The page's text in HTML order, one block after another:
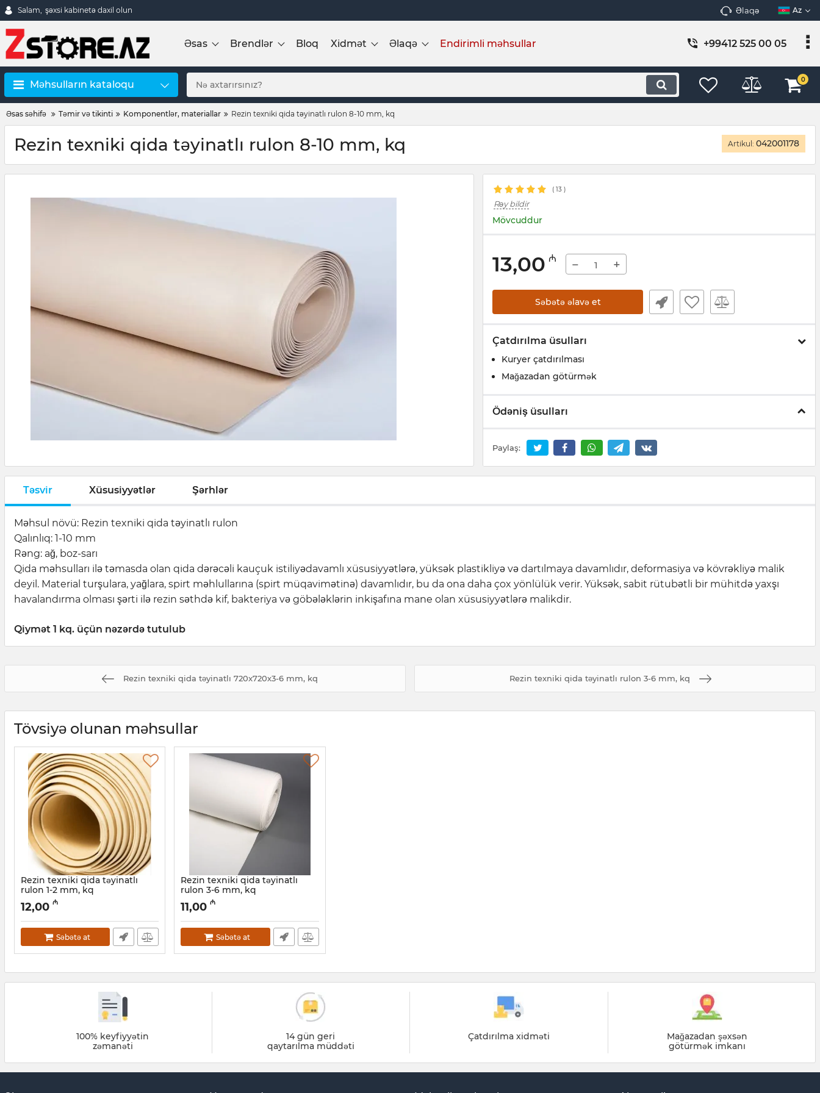
Salam, şəxsi kabinetə daxil olun Əlaqə Az
Əsas Brendlər Bloq Xidmət Əlaqə Endirimli məhsullar +99412 525 00 05
Məhsulların kataloqu 0
Əsas səhifə Təmir və tikinti Komponentlər, materiallar Rezin texniki qida təyinatlı rulon 8-10 mm, kq
Rezin texniki qida təyinatlı rulon 8-10 mm, kq Artikul: 042001178
( 13 )
Rəy bildir
Mövcuddur
13,00 ₼ − +
Səbətə əlavə et
Çatdırılma üsulları
Kuryer çatdırılması
Mağazadan götürmək
Ödəniş üsulları
Paylaş:
Təsvir Xüsusiyyətlər Şərhlər
Məhsul növü: Rezin texniki qida təyinatlı rulon
Qalınlıq: 1-10 mm
Rəng: ağ, boz-sarı
Qida məhsulları ilə təmasda olan qida dərəcəli kauçuk istiliyədavamlı xüsusiyyətlərə, yüksək plastikliyə və dartılmaya davamlıdır, deformasiya və kövrəkliyə malik
deyil. Material turşulara, yağlara, spirt məhlullarına (spirt müqavimətinə) davamlıdır, bu da ona daha çox yönlülük verir. Yüksək, sabit rütubətli bir mühitdə yaxşı
havalandırma olması şərti ilə rezin səthdə kif, bakteriya və göbələklərin inkişafına mane olan xüsusiyyətlərə malikdir.
Qiymət 1 kq. üçün nəzərdə tutulub
Rezin texniki qida təyinatlı 720x720х3-6 mm, kq Rezin texniki qida təyinatlı rulon 3-6 mm, kq
Tövsiyə olunan məhsullar
Rezin texniki qida təyinatlı
rulon 1-2 mm, kq
Artikul: 042001176
12,00 ₼
Səbətə at
Rezin texniki qida təyinatlı
rulon 3-6 mm, kq
Artikul: 042001177
11,00 ₼
Səbətə at
100% keyfiyyətin
zəmanəti
14 gün geri
qaytarılma müddəti
Çatdırılma xidməti
Mağazadan şəxsən
götürmək imkanı